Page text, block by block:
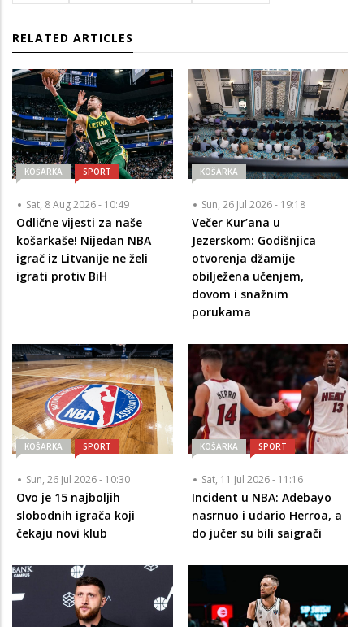
RELATED ARTICLES
KOŠARKA SPORT
Sat, 8 Aug 2026 - 10:49
Odlične vijesti za naše
košarkaše! Nijedan NBA
igrač iz Litvanije ne želi
igrati protiv BiH
KOŠARKA
Sun, 26 Jul 2026 - 19:18
Večer Kur’ana u
Jezerskom: Godišnjica
otvorenja džamije
obilježena učenjem,
dovom i snažnim
porukama
KOŠARKA SPORT
Sun, 26 Jul 2026 - 10:30
Ovo je 15 najboljih
slobodnih igrača koji
čekaju novi klub
KOŠARKA SPORT
Sat, 11 Jul 2026 - 11:16
Incident u NBA: Adebayo
nasrnuo i udario Herroa, a
do jučer su bili saigrači